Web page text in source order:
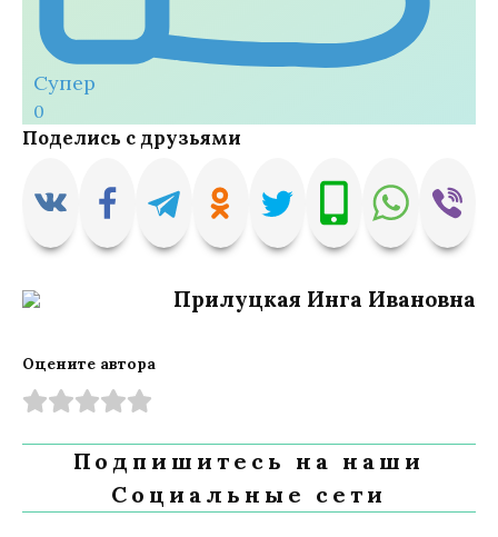
Супер
0
Поделись с друзьями
Прилуцкая Инга Ивановна
Оцените автора
Подпишитесь на наши
Социальные сети